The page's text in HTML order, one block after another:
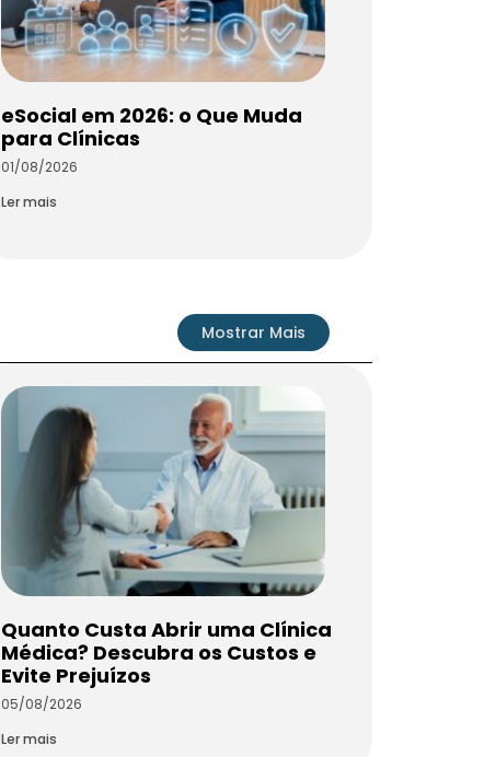
eSocial em 2026: o Que Muda
para Clínicas
01/08/2026
Ler mais
Mostrar Mais
Quanto Custa Abrir uma Clínica
Médica? Descubra os Custos e
Evite Prejuízos
05/08/2026
Ler mais